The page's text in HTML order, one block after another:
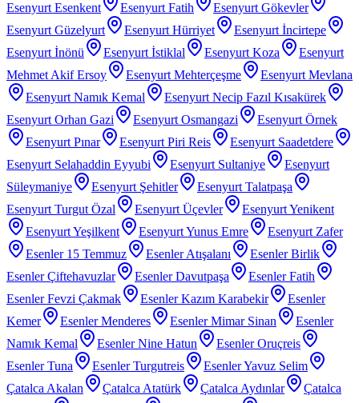
Esenyurt Esenkent
Esenyurt Fatih
Esenyurt Gökevler
Esenyurt Güzelyurt
Esenyurt Hürriyet
Esenyurt İncirtepe
Esenyurt İnönü
Esenyurt İstiklal Esenyurt Koza
Esenyurt
Mehmet Akif Ersoy
Esenyurt Mehterçeşme
Esenyurt Mevlana
Esenyurt Namık Kemal
Esenyurt Necip Fazıl Kısakürek
Esenyurt Orhan Gazi
Esenyurt Osmangazi
Esenyurt Örnek
Esenyurt Pınar
Esenyurt Piri Reis
Esenyurt Saadetdere
Esenyurt Selahaddin Eyyubi
Esenyurt Sultaniye
Esenyurt
Süleymaniye
Esenyurt Şehitler
Esenyurt Talatpaşa
Esenyurt Turgut Özal
Esenyurt Üçevler
Esenyurt Yenikent
Esenyurt Yeşilkent
Esenyurt Yunus Emre
Esenyurt Zafer
Esenler 15 Temmuz
Esenler Atışalanı
Esenler Birlik
Esenler Çiftehavuzlar
Esenler Davutpaşa
Esenler Fatih
Esenler Fevzi Çakmak
Esenler Kazım Karabekir
Esenler
Kemer
Esenler Menderes Esenler Mimar Sinan
Esenler
Namık Kemal
Esenler Nine Hatun
Esenler Oruçreis
Esenler Tuna
Esenler Turgutreis
Esenler Yavuz Selim
Çatalca Akalan
Çatalca Atatürk Çatalca Aydınlar
Çatalca